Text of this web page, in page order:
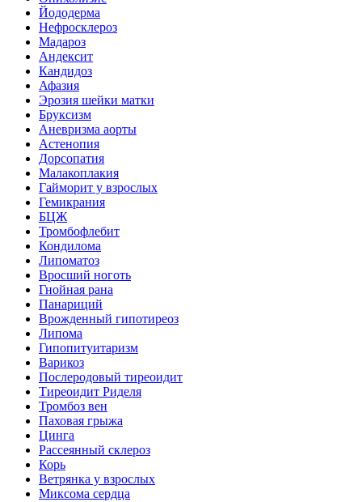
Йододерма
Нефросклероз
Мадароз
Андексит
Кандидоз
Афазия
Эрозия шейки матки
Бруксизм
Аневризма аорты
Астенопия
Дорсопатия
Малакоплакия
Гайморит у взрослых
Гемикрания
БЦЖ
Тромбофлебит
Кондилома
Липоматоз
Вросший ноготь
Гнойная рана
Панариций
Врожденный гипотиреоз
Липома
Гипопитуитаризм
Варикоз
Послеродовый тиреоидит
Тиреоидит Риделя
Тромбоз вен
Паховая грыжа
Цинга
Рассеянный склероз
Корь
Ветрянка у взрослых
Миксома сердца